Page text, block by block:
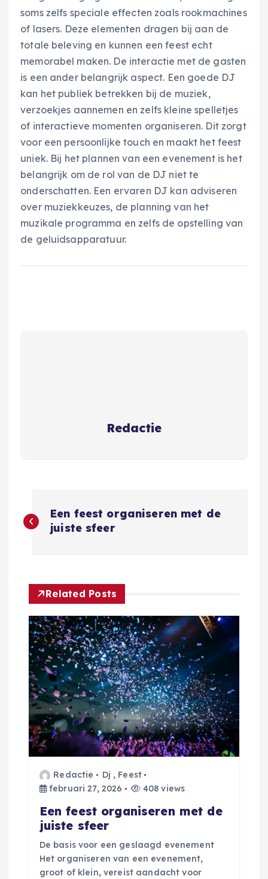
soms zelfs speciale effecten zoals rookmachines
of lasers. Deze elementen dragen bij aan de
totale beleving en kunnen een feest echt
memorabel maken. De interactie met de gasten
is een ander belangrijk aspect. Een goede DJ
kan het publiek betrekken bij de muziek,
verzoekjes aannemen en zelfs kleine spelletjes
of interactieve momenten organiseren. Dit zorgt
voor een persoonlijke touch en maakt het feest
uniek. Bij het plannen van een evenement is het
belangrijk om de rol van de DJ niet te
onderschatten. Een ervaren DJ kan adviseren
over muziekkeuzes, de planning van het
muzikale programma en zelfs de opstelling van
de geluidsapparatuur.
Redactie
e
c
h
t
n
a
Een feest organiseren met de
juiste sfeer
Related Posts
Redactie Dj , Feest
februari 27, 2026
408 views
Een feest organiseren met de
juiste sfeer
De basis voor een geslaagd evenement
Het organiseren van een evenement,
groot of klein, vereist aandacht voor